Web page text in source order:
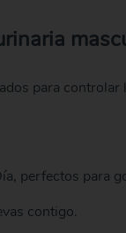
para
perfectos para
contigo.